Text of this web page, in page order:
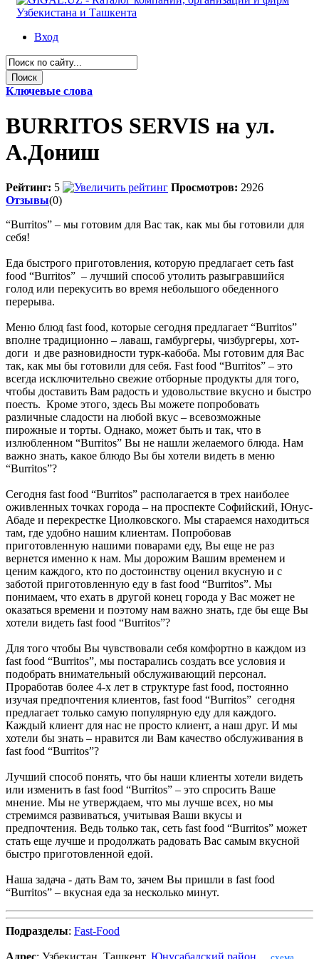
Вход
Ключевые слова
BURRITOS SERVIS на ул.
А.Дониш
Рейтинг: 5 Просмотров: 2926
Отзывы(0)
“Burritos” – мы готовим для Вас так, как мы бы готовили для
себя!
Еда быстрого приготовления, которую предлагает сеть fast
food “Burritos” – лучший способ утолить разыгравшийся
голод или перекусить во время небольшого обеденного
перерыва.
Меню блюд fast food, которые сегодня предлагает “Burritos”
вполне традиционно – лаваш, гамбургеры, чизбургеры, хот-
доги и две разновидности турк-кабоба. Мы готовим для Вас
так, как мы бы готовили для себя. Fast food “Burritos” – это
всегда исключительно свежие отборные продукты для того,
чтобы доставить Вам радость и удовольствие вкусно и быстро
поесть. Кроме этого, здесь Вы можете попробовать
различные сладости на любой вкус – всевозможные
пирожные и торты. Однако, может быть и так, что в
излюбленном “Burritos” Вы не нашли желаемого блюда. Нам
важно знать, какое блюдо Вы бы хотели видеть в меню
“Burritos”?
Сегодня fast food “Burritos” располагается в трех наиболее
оживленных точках города – на проспекте Софийский, Юнус-
Абаде и перекрестке Циолковского. Мы стараемся находиться
там, где удобно нашим клиентам. Попробовав
приготовленную нашими поварами еду, Вы еще не раз
вернется именно к нам. Мы дорожим Вашим временем и
ценим каждого, кто по достоинству оценил вкусную и с
заботой приготовленную еду в fast food “Burritos”. Мы
понимаем, что ехать в другой конец города у Вас может не
оказаться времени и поэтому нам важно знать, где бы еще Вы
хотели видеть fast food “Burritos”?
Для того чтобы Вы чувствовали себя комфортно в каждом из
fast food “Burritos”, мы постарались создать все условия и
подобрать внимательный обслуживающий персонал.
Проработав более 4-х лет в структуре fast food, постоянно
изучая предпочтения клиентов, fast food “Burritos” сегодня
предлагает только самую популярную еду для каждого.
Каждый клиент для нас не просто клиент, а наш друг. И мы
хотели бы знать – нравится ли Вам качество обслуживания в
fast food “Burritos”?
Лучший способ понять, что бы наши клиенты хотели видеть
или изменить в fast food “Burritos” – это спросить Ваше
мнение. Мы не утверждаем, что мы лучше всех, но мы
стремимся развиваться, учитывая Ваши вкусы и
предпочтения. Ведь только так, сеть fast food “Burritos” может
стать еще лучше и продолжать радовать Вас самым вкусной
быстро приготовленной едой.
Наша задача - дать Вам то, зачем Вы пришли в fast food
“Burritos” – вкусная еда за несколько минут.
Подразделы: Fast-Food
Адрес: Узбекистан, Ташкент, Юнусабадский район